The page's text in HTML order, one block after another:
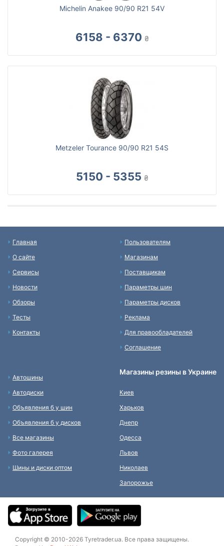
Michelin Anakee 90/90 R21 54V
6158 - 6370 ₴
Metzeler Tourance 90/90 R21 54S
5150 - 5355 ₴
Главная
О сайте
Сервисы
Новости
Обзоры
Тесты
Контакты
Пользователям
Магазинам
Поставщикам
Параметры шин
Параметры дисков
Реклама
Для правообладателей
Соглашение
Автошины
Автодиски
Объявления б у шин
Объявления б у дисков
Все магазины
Фото галерея
Шины и диски оптом
Магазины резины в Украине
Киев
Харьков
Днепр
Одесса
Львов
Николаев
Запорожье
Copyright © 2010-2026 Tyretrader.ua. Все права защищены.